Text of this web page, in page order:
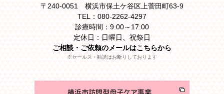
〒240-0051 横浜市保土ケ谷区上菅田町63-9
TEL：080-2262-4297
診療時間：9:00～17:00
定休日：日曜日、祝祭日
ご相談・ご依頼のメールはこちらから
※セールス・勧誘はお断りしております